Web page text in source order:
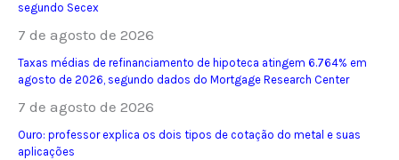
segundo Secex
7 de agosto de 2026
Taxas médias de refinanciamento de hipoteca atingem 6.764% em
agosto de 2026, segundo dados do Mortgage Research Center
7 de agosto de 2026
Ouro: professor explica os dois tipos de cotação do metal e suas
aplicações